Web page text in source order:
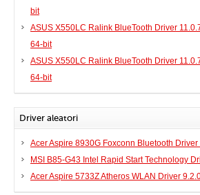
bit
ASUS X550LC Ralink BlueTooth Driver
64-bit
ASUS X550LC Ralink BlueTooth Driver
64-bit
Driver aleatori
Acer Aspire 8930G Foxconn Bluetooth
MSI B85-G43 Intel Rapid Start Technology
Acer Aspire 5733Z Atheros WLAN Driver